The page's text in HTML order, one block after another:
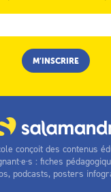
conçoit des contenus
: fiches
podcasts, posters